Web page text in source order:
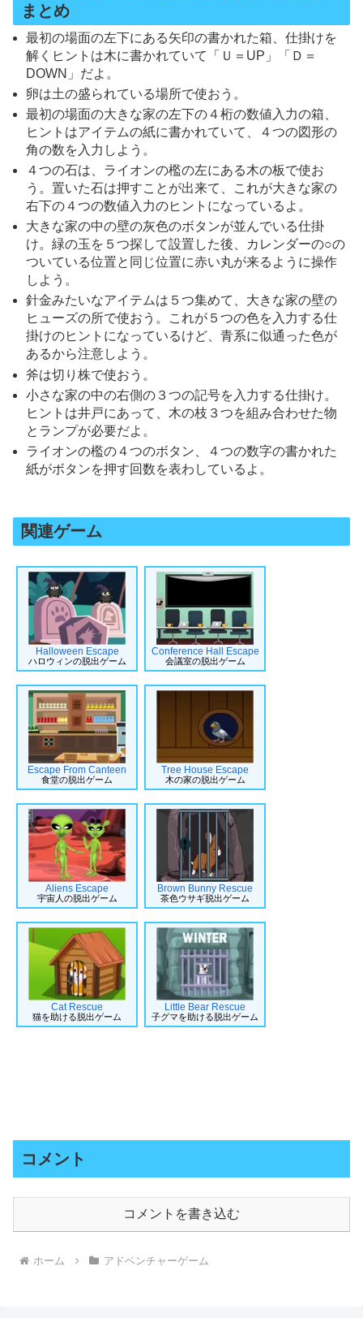
まとめ
最初の場面の左下にある矢印の書かれた箱、仕掛けを
解くヒントは木に書かれていて「Ｕ＝UP」「Ｄ＝
DOWN」だよ。
卵は土の盛られている場所で使おう。
最初の場面の大きな家の左下の４桁の数値入力の箱、
ヒントはアイテムの紙に書かれていて、４つの図形の
角の数を入力しよう。
４つの石は、ライオンの檻の左にある木の板で使お
う。置いた石は押すことが出来て、これが大きな家の
右下の４つの数値入力のヒントになっているよ。
大きな家の中の壁の灰色のボタンが並んでいる仕掛
け。緑の玉を５つ探して設置した後、カレンダーの○の
ついている位置と同じ位置に赤い丸が来るように操作
しよう。
針金みたいなアイテムは５つ集めて、大きな家の壁の
ヒューズの所で使おう。これが５つの色を入力する仕
掛けのヒントになっているけど、青系に似通った色が
あるから注意しよう。
斧は切り株で使おう。
小さな家の中の右側の３つの記号を入力する仕掛け。
ヒントは井戸にあって、木の枝３つを組み合わせた物
とランプが必要だよ。
ライオンの檻の４つのボタン、４つの数字の書かれた
紙がボタンを押す回数を表わしているよ。
関連ゲーム
Halloween Escape
ハロウィンの脱出ゲーム
Conference Hall Escape
会議室の脱出ゲーム
Escape From Canteen
食堂の脱出ゲーム
Tree House Escape
木の家の脱出ゲーム
Aliens Escape
宇宙人の脱出ゲーム
Brown Bunny Rescue
茶色ウサギ脱出ゲーム
Cat Rescue
猫を助ける脱出ゲーム
Little Bear Rescue
子グマを助ける脱出ゲーム
コメント
コメントを書き込む
ホーム アドベンチャーゲーム